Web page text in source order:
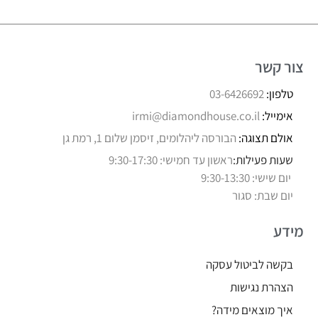
צור קשר
טלפון:03-6426692
אימייל:irmi@diamondhouse.co.il
אולם תצוגה: הבורסה ליהלומים, זיסמן שלום 1, רמת גן
שעות פעילות:ראשון עד חמישי: 9:30-17:30
יום שישי: 9:30-13:30
יום שבת: סגור
מידע
בקשה לביטול עסקה
הצהרת נגישות
איך מוצאים מידה?